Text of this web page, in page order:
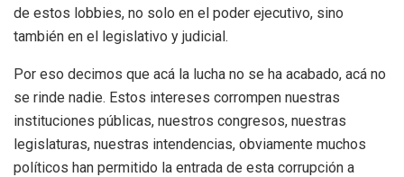
de estos lobbies, no solo en el poder ejecutivo, sino
también en el legislativo y judicial.
Por eso decimos que acá la lucha no se ha acabado, acá no
se rinde nadie. Estos intereses corrompen nuestras
instituciones públicas, nuestros congresos, nuestras
legislaturas, nuestras intendencias, obviamente muchos
políticos han permitido la entrada de esta corrupción a